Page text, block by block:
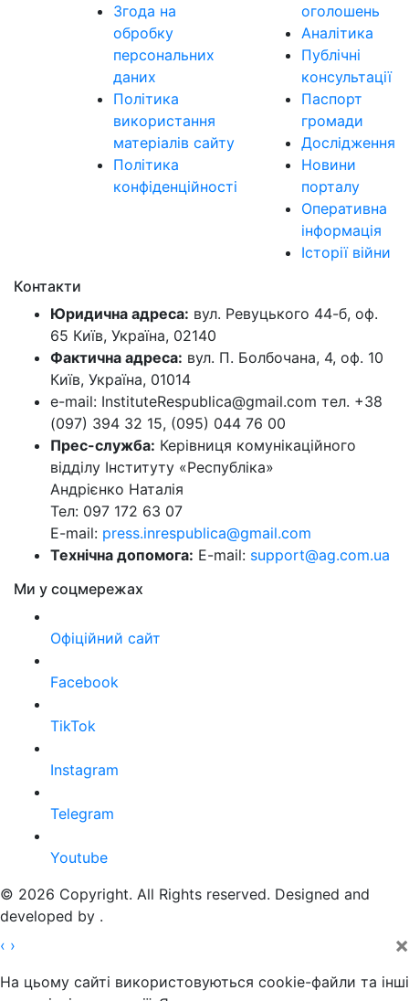
Згода на
обробку
персональних
даних
Політика
використання
матеріалів сайту
Політика
конфіденційності
оголошень
Аналітика
Публічні
консультації
Паспорт
громади
Дослідження
Новини
порталу
Оперативна
інформація
Історії війни
Контакти
Юридична адреса: вул. Ревуцького 44-б, оф.
65 Київ, Україна, 02140
Фактична адреса: вул. П. Болбочана, 4, оф. 10
Київ, Україна, 01014
e-mail: InstituteRespublica@gmail.com тел. +38
(097) 394 32 15, (095) 044 76 00
Прес-служба: Керівниця комунікаційного
відділу Інституту «Республіка»
Андрієнко Наталія
Тел: 097 172 63 07
E-mail: press.inrespublica@gmail.com
Технічна допомога: E-mail: support@ag.com.ua
Ми у соцмережах
Офіційний сайт
Facebook
TikTok
Instagram
Telegram
Youtube
© 2026 Copyright. All Rights reserved. Designed and
developed by .
‹ › ×
На цьому сайті використовуються cookie-файли та інші